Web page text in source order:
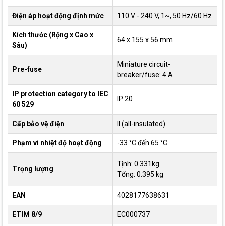
Điện áp hoạt động định mức 110 V - 240 V, 1~, 50 Hz/60 Hz
Kích thước (Rộng x Cao x
Sâu)
64 x 155 x 56 mm
Pre-fuse
Miniature circuit-
breaker/fuse: 4 A
IP protection category to IEC
60 529
IP 20
Cấp bảo vệ điện II (all-insulated)
Phạm vi nhiệt độ hoạt động -33 °C đến 65 °C
Trọng lượng
Tịnh: 0.331kg
Tổng: 0.395 kg
EAN 4028177638631
ETIM 8/9 EC000737